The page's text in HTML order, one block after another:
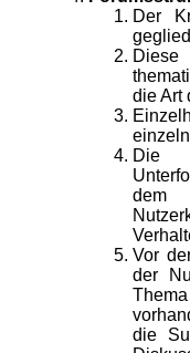
Der
die Art
Die
dem
Vor
der
die